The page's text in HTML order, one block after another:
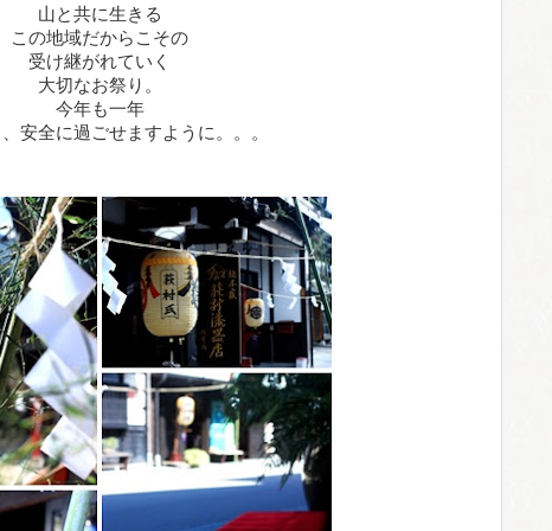
山と共に生きる
この地域だからこその
受け継がれていく
大切なお祭り。
今年も一年
安全に過ごせますように。。。